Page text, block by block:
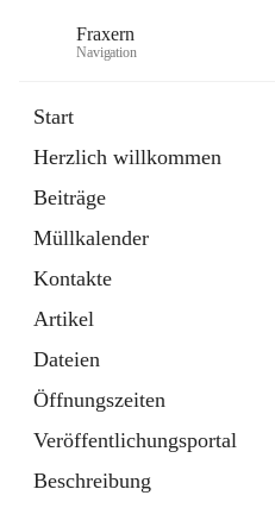
Fraxern
Navigation
Start
Herzlich willkommen
Beiträge
Müllkalender
Kontakte
Artikel
Dateien
Öffnungszeiten
Veröffentlichungsportal
Beschreibung
Ordner
in
Tab
Formulare
Artikel
öffnet
in
neuem
Tab